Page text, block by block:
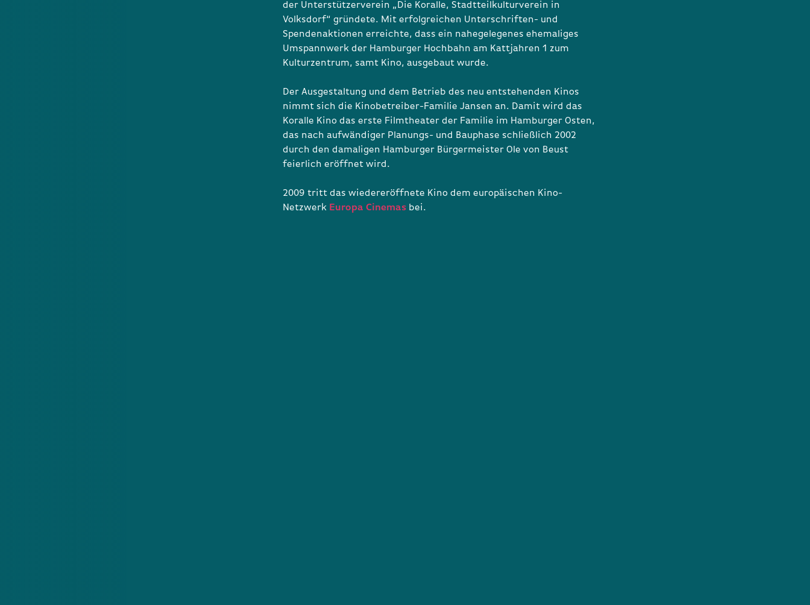
der Unterstützerverein „Die Koralle, Stadtteilkulturverein in
Volksdorf“ gründete. Mit erfolgreichen Unterschriften- und
Spendenaktionen erreichte, dass ein nahegelegenes ehemaliges
Umspannwerk der Hamburger Hochbahn am Kattjahren 1 zum
Kulturzentrum, samt Kino, ausgebaut wurde.
Der Ausgestaltung und dem Betrieb des neu entstehenden Kinos
nimmt sich die Kinobetreiber-Familie Jansen an. Damit wird das
Koralle Kino das erste Filmtheater der Familie im Hamburger Osten,
das nach aufwändiger Planungs- und Bauphase schließlich 2002
durch den damaligen Hamburger Bürgermeister Ole von Beust
feierlich eröffnet wird.
2009 tritt das wiedereröffnete Kino dem europäischen Kino-
Netzwerk Europa Cinemas bei.